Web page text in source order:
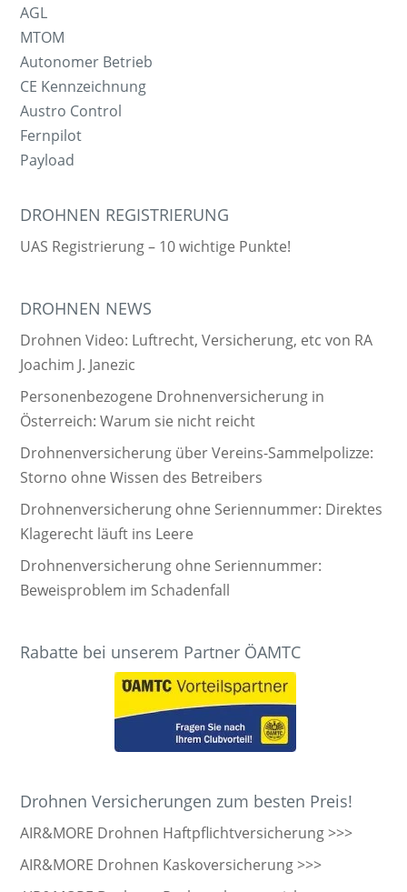
AGL
MTOM
Autonomer Betrieb
CE Kennzeichnung
Austro Control
Fernpilot
Payload
DROHNEN REGISTRIERUNG
UAS Registrierung – 10 wichtige Punkte!
DROHNEN NEWS
Drohnen Video: Luftrecht, Versicherung, etc von RA
Joachim J. Janezic
Personenbezogene Drohnenversicherung in
Österreich: Warum sie nicht reicht
Drohnenversicherung über Vereins-Sammelpolizze:
Storno ohne Wissen des Betreibers
Drohnenversicherung ohne Seriennummer: Direktes
Klagerecht läuft ins Leere
Drohnenversicherung ohne Seriennummer:
Beweisproblem im Schadenfall
Rabatte bei unserem Partner ÖAMTC
Drohnen Versicherungen zum besten Preis!
AIR&MORE Drohnen Haftpflichtversicherung >>>
AIR&MORE Drohnen Kaskoversicherung >>>